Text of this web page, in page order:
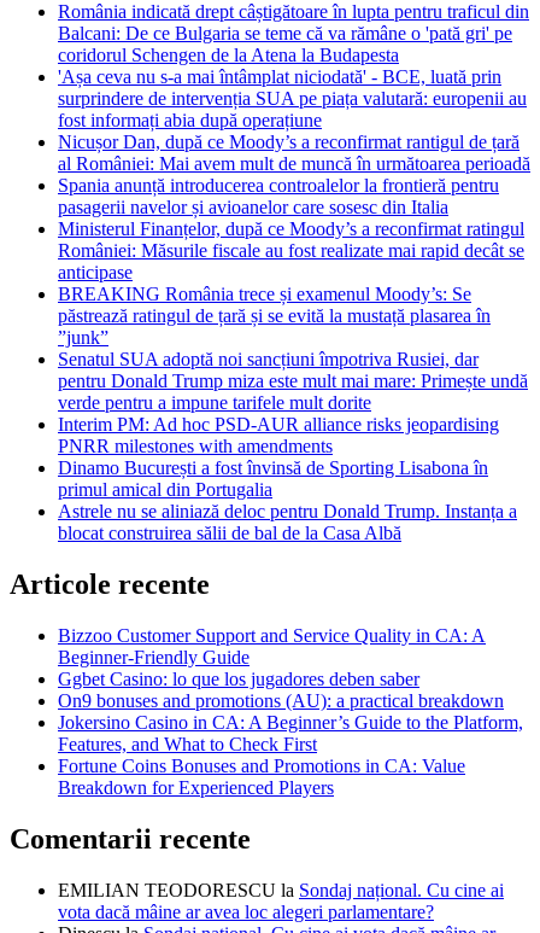
România indicată drept câștigătoare în lupta pentru traficul din
Balcani: De ce Bulgaria se teme că va rămâne o 'pată gri' pe
coridorul Schengen de la Atena la Budapesta
'Așa ceva nu s-a mai întâmplat niciodată' - BCE, luată prin
surprindere de intervenția SUA pe piața valutară: europenii au
fost informați abia după operațiune
Nicușor Dan, după ce Moody’s a reconfirmat rantigul de țară
al României: Mai avem mult de muncă în următoarea perioadă
Spania anunță introducerea controalelor la frontieră pentru
pasagerii navelor și avioanelor care sosesc din Italia
Ministerul Finanțelor, după ce Moody’s a reconfirmat ratingul
României: Măsurile fiscale au fost realizate mai rapid decât se
anticipase
BREAKING România trece și examenul Moody’s: Se
păstrează ratingul de țară și se evită la mustață plasarea în
”junk”
Senatul SUA adoptă noi sancțiuni împotriva Rusiei, dar
pentru Donald Trump miza este mult mai mare: Primește undă
verde pentru a impune tarifele mult dorite
Interim PM: Ad hoc PSD-AUR alliance risks jeopardising
PNRR milestones with amendments
Dinamo București a fost învinsă de Sporting Lisabona în
primul amical din Portugalia
Astrele nu se aliniază deloc pentru Donald Trump. Instanța a
blocat construirea sălii de bal de la Casa Albă
Articole recente
Bizzoo Customer Support and Service Quality in CA: A
Beginner-Friendly Guide
Ggbet Casino: lo que los jugadores deben saber
On9 bonuses and promotions (AU): a practical breakdown
Jokersino Casino in CA: A Beginner’s Guide to the Platform,
Features, and What to Check First
Fortune Coins Bonuses and Promotions in CA: Value
Breakdown for Experienced Players
Comentarii recente
EMILIAN TEODORESCU la Sondaj național. Cu cine ai
vota dacă mâine ar avea loc alegeri parlamentare?